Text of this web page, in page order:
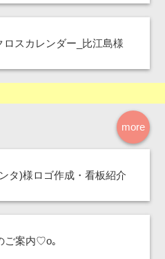
ロスカレンダー_比江島様
more
タ)様ロゴ作成・看板紹介
ご案内♡o｡